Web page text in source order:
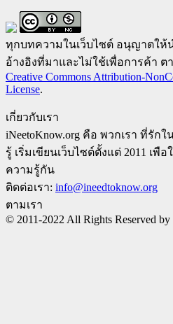
ทุกบทความในเว็บไซต์ อนุญาตให้
อ้างอิงที่มาและไม่ใช้เพื่อการค้า
Creative Commons Attribution-
License.
เกี่ยวกับเรา
iNeetoKnow.org คือ พวกเรา ที่รัก
รู้ เริ่มเขียนเว็บไซต์ตั้งแต่ 2011 เ
ความรู้กัน
ติดต่อเรา: info@ineedtoknow.org
ตามเรา
© 2011-2022 All Rights Reserved